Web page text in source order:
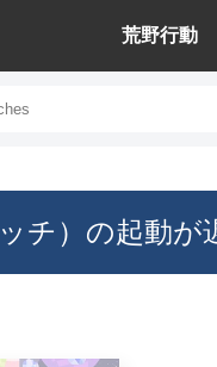
荒野行動
チ）の起動が